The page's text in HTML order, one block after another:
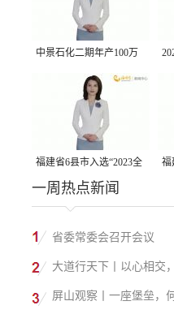
中景石化二期年产100万
吨丙烷脱氢项目建成中交
福建省6县市入选“2023全
国县域发展潜力百强县”
福
一周热点新闻
省委常委会召开会议
大道行天下丨以心相交
首外交的世界情怀与大
屏山观察丨一座堡垒，